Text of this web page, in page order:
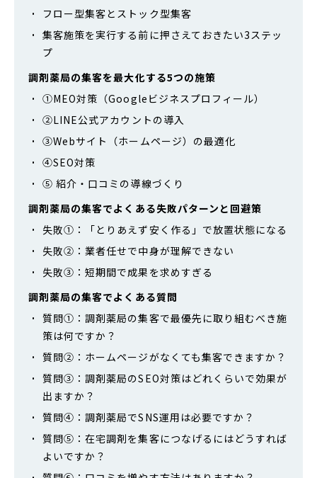
フロー型集客とストック型集客
集客施策を実行する前に押さえておきたい3ステッ
プ
調剤薬局の集客を最大化する5つの施策
①MEO対策（Googleビジネスプロフィール）
②LINE公式アカウントの導入
③Webサイト（ホームページ）の最適化
④SEO対策
⑤ 紹介・口コミの導線づくり
調剤薬局の集客でよくある失敗パターンと回避策
失敗①：「とりあえず安く作る」で放置状態になる
失敗②：業者任せで中身が理解できない
失敗③：短期間で成果を求めすぎる
調剤薬局の集客でよくある質問
質問①：調剤薬局の集客で最優先に取り組むべき施
策は何ですか？
質問②：ホームページがなくても集客できますか？
質問③：調剤薬局のSEO対策はどれくらいで効果が
出ますか？
質問④：調剤薬局でSNS運用は必要ですか？
質問⑤：在宅調剤を集客につなげるにはどうすれば
よいですか？